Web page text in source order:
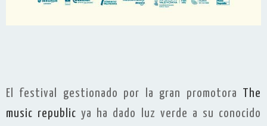
El festival gestionado por la gran promotora
The
music republicya ha dado luz verde a su conocido